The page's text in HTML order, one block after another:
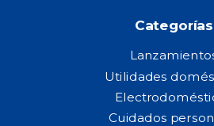
Categorías
Utilidades
Cuidados